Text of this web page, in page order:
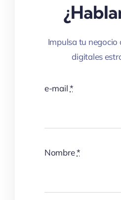
Impulsa tu negocio
digitales
e-mail*
Nombre*